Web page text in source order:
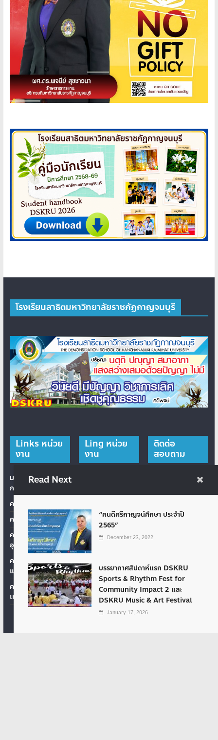
โรงเรียนสาธิตมหาวิทยาลัยราชภัฏกาญจนบุรี
Links หน่วย
งาน
มหาวิทยาลัยราชภัฏ
กาญจนบุรี
คณะครุศาสตร์
คณะวิทยาการจัดการ
คณะเทคโนโลยี
อุตสาหกรรม
คณะมนุษย์ศาสตร์
และสังคมศาสตร์
คณะวิทยาศาสตร์และ
เทคโนโลยี
Ling หน่วย
งาน
ทะเบียน
สำนักวิทยบริการและ
เทคโนโลยีสารสนเทศ
สำนักศิลปะและ
วัฒนธรรม
สถาบันวิจัยและ
พัฒนา
สำนักงานอธิการบดี
เครือข่าย
โรงเรียนสาธิต
ติดต่อ
สอบถาม
https://dskru.kru.ac
Youtube: DSKRUtv
Line:
@dskrutv9999
Tik Tok:
Read Next
“คนดีศรีกาญจน์ศึกษา ประจำปี
2565”
December 23, 2022
บรรยากาศสัปดาห์แรก DSKRU
Sports & Rhythm Fest for
Community Impact 2 และ
DSKRU Music & Art Festival
January 17, 2026